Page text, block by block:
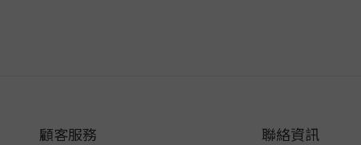
顧客服務 聯絡資訊